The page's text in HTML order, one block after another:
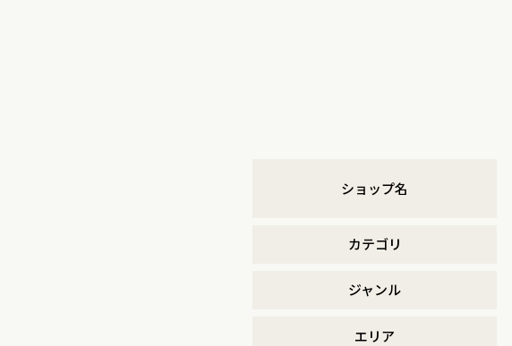
ショップ名
カテゴリ
ジャンル
エリア